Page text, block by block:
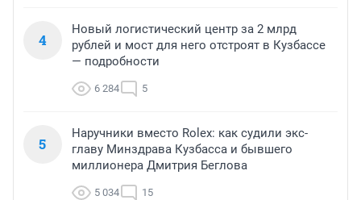
4
Новый логистический центр за 2 млрд
рублей и мост для него отстроят в Кузбассе
— подробности
6 284 5
5
Наручники вместо Rolex: как судили экс-
главу Минздрава Кузбасса и бывшего
миллионера Дмитрия Беглова
5 034 15